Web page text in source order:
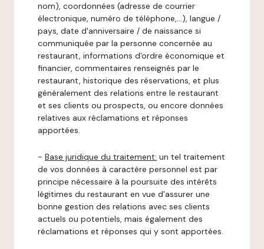
nom), coordonnées (adresse de courrier
électronique, numéro de téléphone,…), langue /
pays, date d'anniversaire / de naissance si
communiquée par la personne concernée au
restaurant, informations d'ordre économique et
financier, commentaires renseignés par le
restaurant, historique des réservations, et plus
généralement des relations entre le restaurant
et ses clients ou prospects, ou encore données
relatives aux réclamations et réponses
apportées.
- Base juridique du traitement: un tel traitement
de vos données à caractère personnel est par
principe nécessaire à la poursuite des intérêts
légitimes du restaurant en vue d'assurer une
bonne gestion des relations avec ses clients
actuels ou potentiels, mais également des
réclamations et réponses qui y sont apportées.